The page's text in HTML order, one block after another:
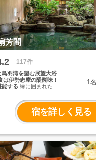
芳閣
117件
鳥羽湾を望む展望大浴
は伊勢志摩の醍醐味！
能する 緑に囲まれた心
部屋からも鳥羽湾を一
きます。扇芳閣の一番
らぎ流れる庭園の中の
しの静寂に浸かれば、
には伊勢志摩の豊かな
料理人こだわりの海の
。朝食は、鳥羽湾を一
1名
宿を詳しく見る